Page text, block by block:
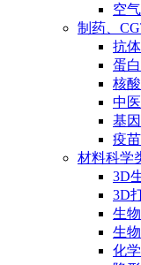
空
制药、
抗
蛋
核
中
基
疫
材料科学
3D
3D
生
生
化